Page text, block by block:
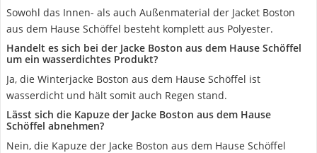
Sowohl das Innen- als auch Außenmaterial der Jacket Boston
aus dem Hause Schöffel besteht komplett aus Polyester.
Handelt es sich bei der Jacke Boston aus dem Hause Schöffel
um ein wasserdichtes Produkt?
Ja, die Winterjacke Boston aus dem Hause Schöffel ist
wasserdicht und hält somit auch Regen stand.
Lässt sich die Kapuze der Jacke Boston aus dem Hause
Schöffel abnehmen?
Nein, die Kapuze der Jacke Boston aus dem Hause Schöffel